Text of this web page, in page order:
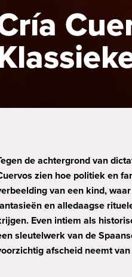
de achtergrond van
zien hoe politiek en
van een kind,
en alledaagse
Even intiem als
sleutelwerk van de
afscheid neemt